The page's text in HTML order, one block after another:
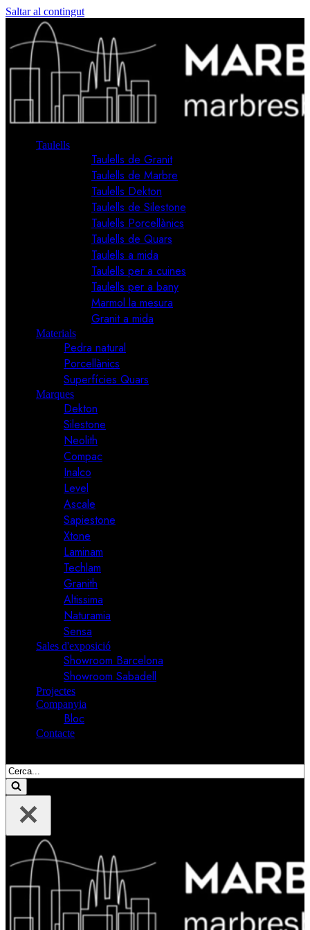
Saltar al contingut
Taulells
Taulells de Granit
Taulells de Marbre
Taulells Dekton
Taulells de Silestone
Taulells Porcellànics
Taulells de Quars
Taulells a mida
Taulells per a cuines
Taulells per a bany
Marmol la mesura
Granit a mida
Materials
Pedra natural
Porcellànics
Superfícies Quars
Marques
Dekton
Silestone
Neolith
Compac
Inalco
Level
Ascale
Sapiestone
Xtone
Laminam
Techlam
Granith
Altissima
Naturamia
Sensa
Sales d'exposició
Showroom Barcelona
Showroom Sabadell
Projectes
Companyia
Bloc
Contacte
Cerca....